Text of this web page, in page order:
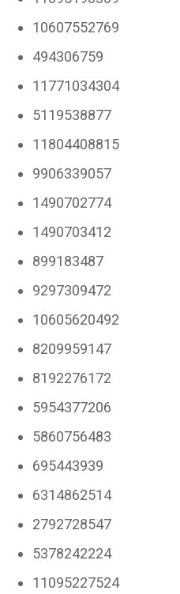
10607552769
494306759
11771034304
5119538877
11804408815
9906339057
1490702774
1490703412
899183487
9297309472
10605620492
8209959147
8192276172
5954377206
5860756483
695443939
6314862514
2792728547
5378242224
11095227524